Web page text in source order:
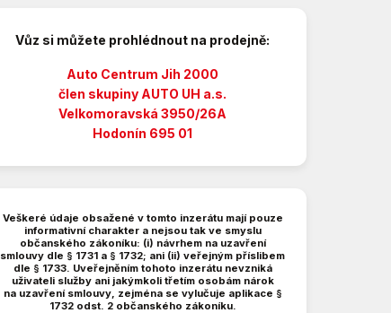
Vůz si můžete prohlédnout na prodejně:
Auto Centrum Jih 2000
člen skupiny AUTO UH a.s.
Velkomoravská 3950/26A
Hodonín 695 01
Veškeré údaje obsažené v tomto inzerátu mají pouze
informativní charakter a nejsou tak ve smyslu
občanského zákoníku: (i) návrhem na uzavření
smlouvy dle § 1731 a § 1732; ani (ii) veřejným příslibem
dle § 1733. Uveřejněním tohoto inzerátu nevzniká
uživateli služby ani jakýmkoli třetím osobám nárok
na uzavření smlouvy, zejména se vylučuje aplikace §
1732 odst. 2 občanského zákoníku.